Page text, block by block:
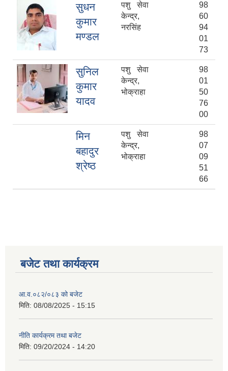
सुधन
कुमार
मण्डल
पशु सेवा
केन्द्र,
नरसिंह
98
60
94
01
73
सुनिल
कुमार
यादव
पशु सेवा
केन्द्र,
भोक्राहा
98
01
50
76
00
मिन
बहादुर
श्रेष्ठ
पशु सेवा
केन्द्र,
भोक्राहा
98
07
09
51
66
बजेट तथा कार्यक्रम
आ.व.०८२/०८३ को बजेट
मिति: 08/08/2025 - 15:15
नीति कार्यक्रम तथा बजेट
मिति: 09/20/2024 - 14:20